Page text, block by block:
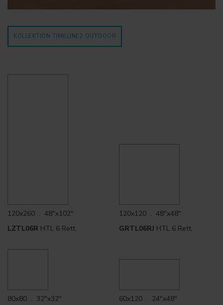
KOLLEKTION TIMELINE2 OUTDOOR
120x260 . 48"x102"
LZTL06R HTL 6 Rett.
120x120 . 48"x48"
GRTL06RJ HTL 6 Rett.
80x80 . 32"x32"
60x120 . 24"x48"